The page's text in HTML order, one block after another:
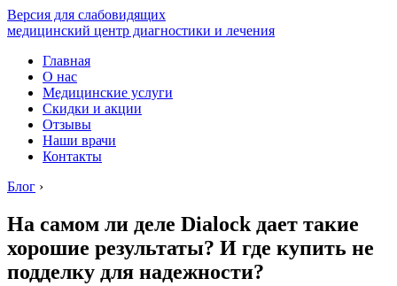
Версия для слабовидящих
медицинский центр диагностики и лечения
Главная
О нас
Медицинские услуги
Скидки и акции
Отзывы
Наши врачи
Контакты
Блог ›
На самом ли деле Dialock дает такие
хорошие результаты? И где купить не
подделку для надежности?